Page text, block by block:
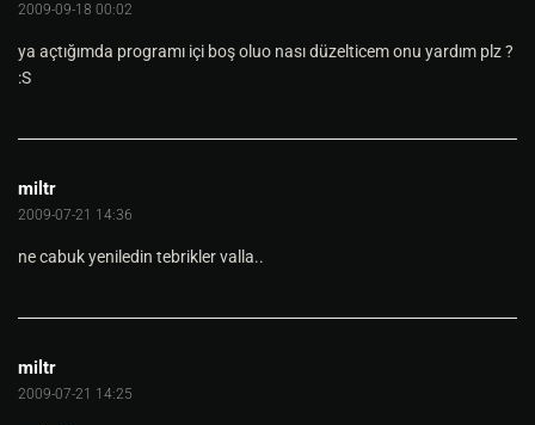
2009-09-18 00:02
ya açtığımda programı içi boş oluo nası düzelticem onu yardım plz ?
:S
miltr
2009-07-21 14:36
ne cabuk yeniledin tebrikler valla..
miltr
2009-07-21 14:25